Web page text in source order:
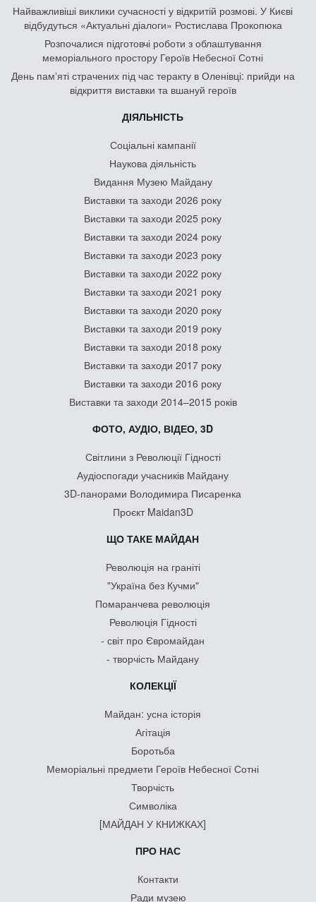
Найважливіші виклики сучасності у відкритій розмові. У Києві
відбудуться «Актуальні діалоги» Ростислава Прокопюка
Розпочалися підготовчі роботи з облаштування
меморіального простору Героїв Небесної Сотні
День памʼяті страчених під час теракту в Оленівці: прийди на
відкриття виставки та вшануй героїв
ДІЯЛЬНІСТЬ
Соціальні кампанії
Наукова діяльність
Видання Музею Майдану
Виставки та заходи 2026 року
Виставки та заходи 2025 року
Виставки та заходи 2024 року
Виставки та заходи 2023 року
Виставки та заходи 2022 року
Виставки та заходи 2021 року
Виставки та заходи 2020 року
Виставки та заходи 2019 року
Виставки та заходи 2018 року
Виставки та заходи 2017 року
Виставки та заходи 2016 року
Виставки та заходи 2014–2015 років
ФОТО, АУДІО, ВІДЕО, 3D
Світлини з Революції Гідності
Аудіоспогади учасників Майдану
3D-панорами Володимира Писаренка
Проєкт Maidan3D
ЩО ТАКЕ МАЙДАН
Революція на граніті
"Україна без Кучми"
Помаранчева революція
Революція Гідності
- світ про Євромайдан
- творчість Майдану
КОЛЕКЦІЇ
Майдан: усна історія
Агітація
Боротьба
Меморіальні предмети Героїв Небесної Сотні
Творчість
Символіка
[МАЙДАН У КНИЖКАХ]
ПРО НАС
Контакти
Ради музею